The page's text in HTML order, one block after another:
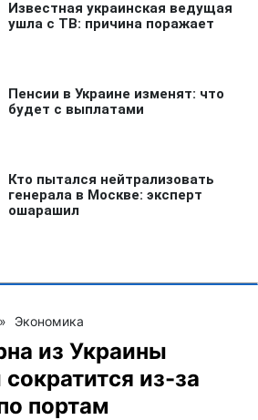
» Экономика
из Украины
из-за
портам